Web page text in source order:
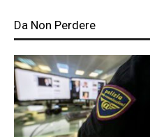
Da Non Perdere